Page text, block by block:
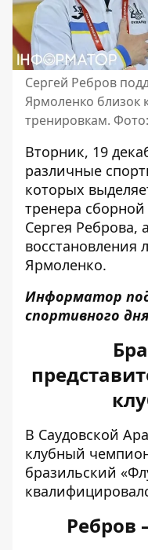
Сергей Ребров
Ярмоленко близок
тренировкам.
Вторник, 19
различные
которых
тренера
Сергея Реброва,
восстановления
Ярмоленко.
Информатор
спортивного
В Саудовской
клубный
бразильский
Ребров